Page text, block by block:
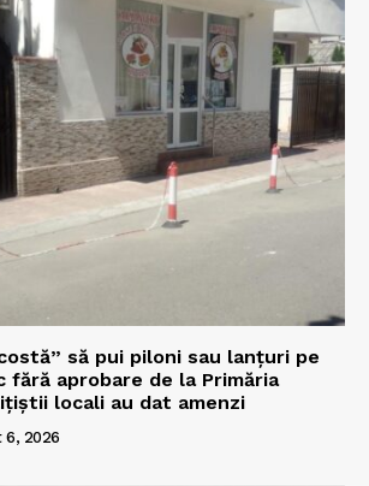
să pui piloni sau lanțuri pe
fără aprobare de la Primăria
locali au dat amenzi
6, 2026